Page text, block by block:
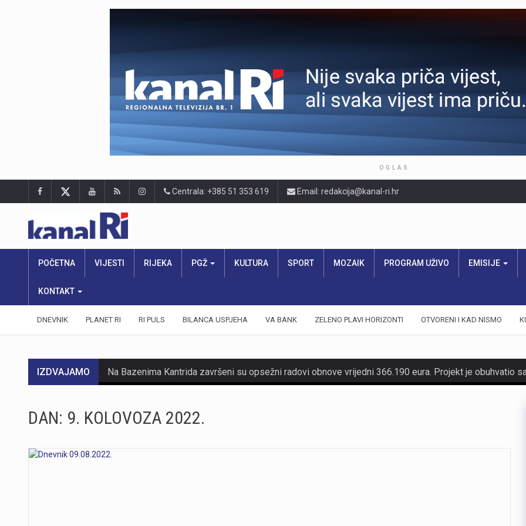
OGLAS
Centrala: +385 51 353 619 Email: redakcija@kanal-ri.hr
POČETNA VIJESTI RIJEKA PGŽ KULTURA SPORT MOZAIK PROGRAM UŽIVO EMISIJE
KONTAKT
DNEVNIK PLANET RI RI PULS BILANCA USPJEHA VA BANK ZELENO PLAVI HORIZONTI OTVORENI I KAD NISMO
IZDVAJAMO
DAN: 9. KOLOVOZA 2022.